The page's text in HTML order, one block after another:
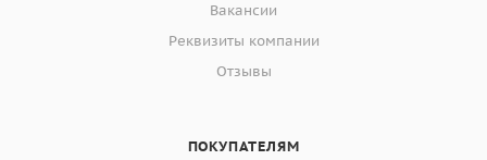
Вакансии
Реквизиты компании
Отзывы
ПОКУПАТЕЛЯМ